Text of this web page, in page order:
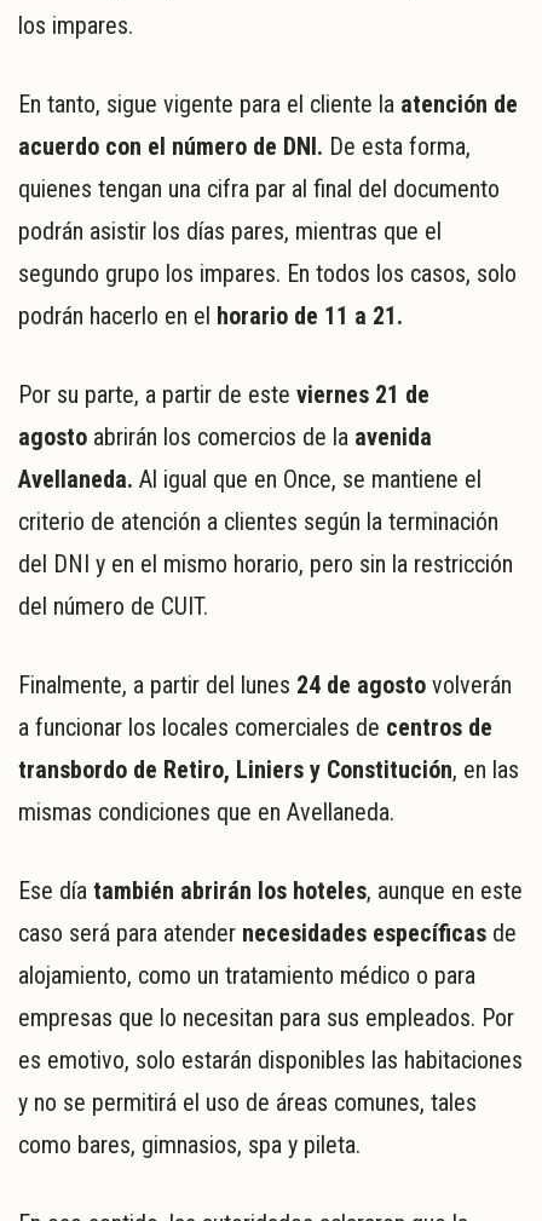
los impares.
En tanto, sigue vigente para el cliente la atención de
acuerdo con el número de DNI. De esta forma,
quienes tengan una cifra par al final del documento
podrán asistir los días pares, mientras que el
segundo grupo los impares. En todos los casos, solo
podrán hacerlo en el horario de 11 a 21.
Por su parte, a partir de este viernes 21 de
agosto abrirán los comercios de la avenida
Avellaneda. Al igual que en Once, se mantiene el
criterio de atención a clientes según la terminación
del DNI y en el mismo horario, pero sin la restricción
del número de CUIT.
Finalmente, a partir del lunes 24 de agosto volverán
a funcionar los locales comerciales de centros de
transbordo de Retiro, Liniers y Constitución, en las
mismas condiciones que en Avellaneda.
Ese día también abrirán los hoteles, aunque en este
caso será para atender necesidades específicas de
alojamiento, como un tratamiento médico o para
empresas que lo necesitan para sus empleados. Por
es emotivo, solo estarán disponibles las habitaciones
y no se permitirá el uso de áreas comunes, tales
como bares, gimnasios, spa y pileta.